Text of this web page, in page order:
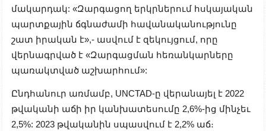
մակարդակ: «Զարգացող երկրներում հսկայական
պարտքային ճգնաժամի հավանականությունը
շատ իրական է»,- ասվում է զեկույցում, որը
վերնագրված է «Զարգացման հեռանկարները
պառակտված աշխարհում»:
Ընդհանուր առմամբ, UNCTAD-ը վերանայել է 2022
թվականի աճի իր կանխատեսումը 2,6%-ից մինչեւ
2,5%: 2023 թվականին սպասվում է 2,2% աճ։